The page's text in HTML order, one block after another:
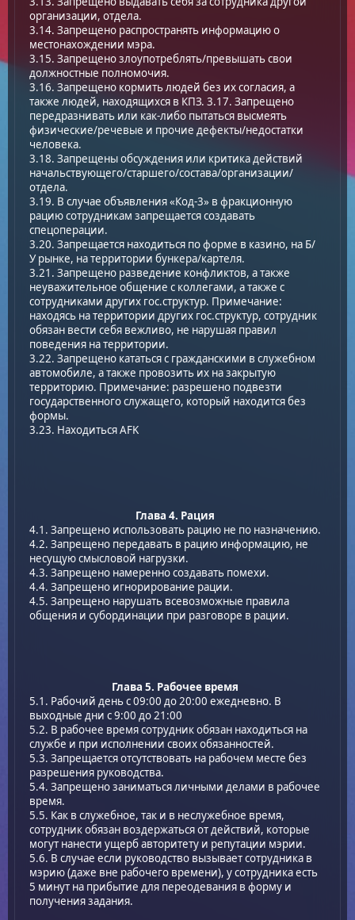
организации, отдела.
3.14. Запрещено распространять информацию о
местонахождении мэра.
3.15. Запрещено злоупотреблять/превышать свои
должностные полномочия.
3.16. Запрещено кормить людей без их согласия, а
также людей, находящихся в КПЗ. 3.17. Запрещено
передразнивать или как-либо пытаться высмеять
физические/речевые и прочие дефекты/недостатки
человека.
3.18. Запрещены обсуждения или критика действий
начальствующего/старшего/состава/организации/
отдела.
3.19. В случае объявления «Код-3» в фракционную
рацию сотрудникам запрещается создавать
спецоперации.
3.20. Запрещается находиться по форме в казино, на Б/
У рынке, на территории бункера/картеля.
3.21. Запрещено разведение конфликтов, а также
неуважительное общение с коллегами, а также с
сотрудниками других гос.структур. Примечание:
находясь на территории других гос.структур, сотрудник
обязан вести себя вежливо, не нарушая правил
поведения на территории.
3.22. Запрещено кататься с гражданскими в служебном
автомобиле, а также провозить их на закрытую
территорию. Примечание: разрешено подвезти
государственного служащего, который находится без
формы.
3.23. Находиться AFK
Глава 4. Рация
4.1. Запрещено использовать рацию не по назначению.
4.2. Запрещено передавать в рацию информацию, не
несущую смысловой нагрузки.
4.3. Запрещено намеренно создавать помехи.
4.4. Запрещено игнорирование рации.
4.5. Запрещено нарушать всевозможные правила
общения и субординации при разговоре в рации.
Глава 5. Рабочее время
5.1. Рабочий день с 09:00 до 20:00 ежедневно. В
выходные дни с 9:00 до 21:00
5.2. В рабочее время сотрудник обязан находиться на
службе и при исполнении своих обязанностей.
5.3. Запрещается отсутствовать на рабочем месте без
разрешения руководства.
5.4. Запрещено заниматься личными делами в рабочее
время.
5.5. Как в служебное, так и в неслужебное время,
сотрудник обязан воздержаться от действий, которые
могут нанести ущерб авторитету и репутации мэрии.
5.6. В случае если руководство вызывает сотрудника в
мэрию (даже вне рабочего времени), у сотрудника есть
5 минут на прибытие для переодевания в форму и
получения задания.